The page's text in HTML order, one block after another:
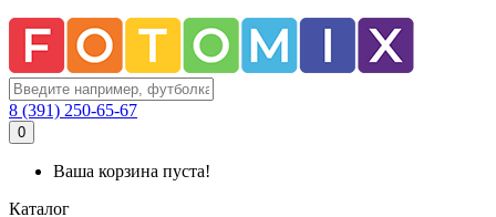
8 (391) 250-65-67
0
Ваша корзина пуста!
Каталог